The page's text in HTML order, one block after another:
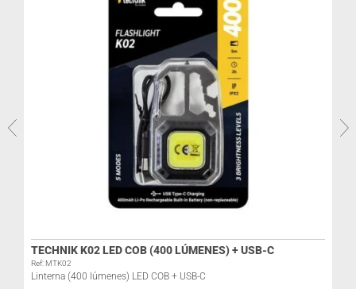
TECHNIK K02 LED COB (400 LÚMENES) + USB-C
Ref: MTK02
Linterna (400 lúmenes) LED COB + USB-C